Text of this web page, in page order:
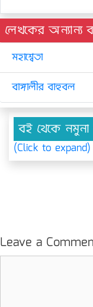
লেখকের অন্যান্য
মহাশ্বেতা
বাঙ্গালীর বাহুবল
বই থেকে নমুনা
(Click to expand)
Leave a